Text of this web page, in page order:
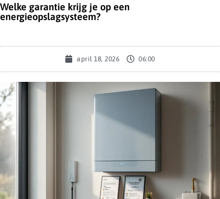
Welke garantie krijg je op een
energieopslagsysteem?
april 18, 2026 06:00